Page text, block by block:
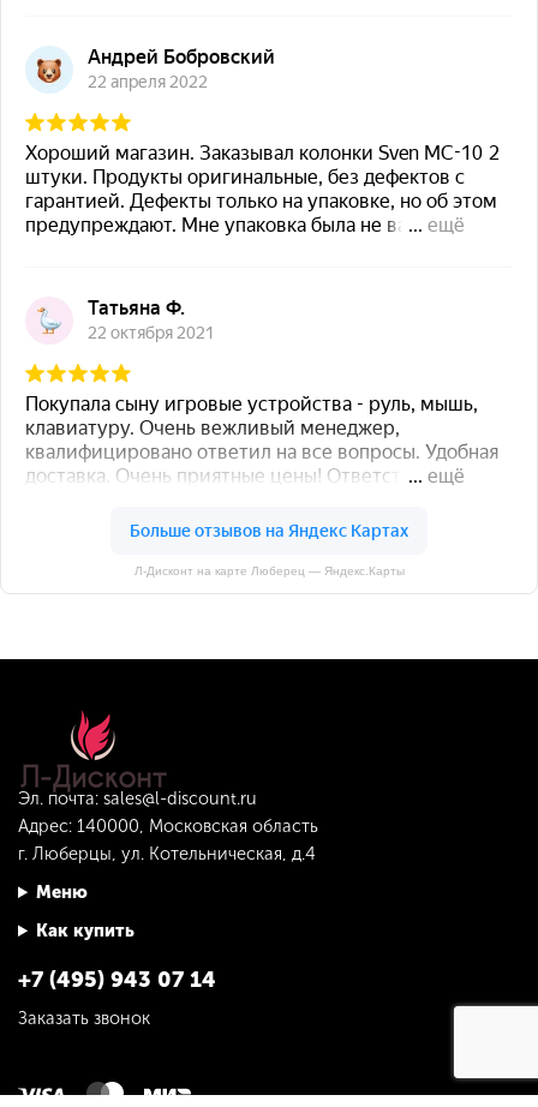
Л-Дисконт на карте Люберец — Яндекс.Карты
Эл. почта: sales@l-discount.ru
Адрес: 140000, Московская область
г. Люберцы, ул. Котельническая, д.4
Меню
Как купить
+7 (495) 943 07 14
Заказать звонок